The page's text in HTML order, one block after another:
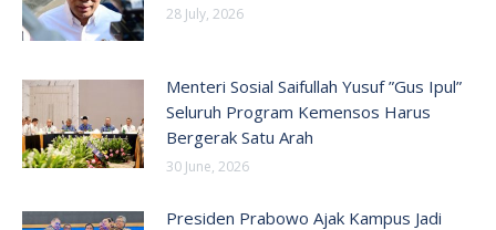
28 July, 2026
Menteri Sosial Saifullah Yusuf ”Gus Ipul”
Seluruh Program Kemensos Harus
Bergerak Satu Arah
30 June, 2026
Presiden Prabowo Ajak Kampus Jadi